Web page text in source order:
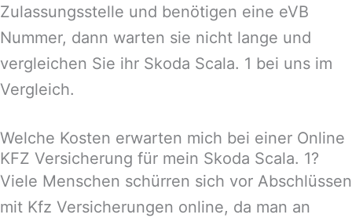
Zulassungsstelle und benötigen eine eVB
Nummer, dann warten sie nicht lange und
vergleichen Sie ihr Skoda Scala. 1 bei uns im
Vergleich.
Welche Kosten erwarten mich bei einer Online
KFZ Versicherung für mein Skoda Scala. 1?
Viele Menschen schürren sich vor Abschlüssen
mit Kfz Versicherungen online, da man an